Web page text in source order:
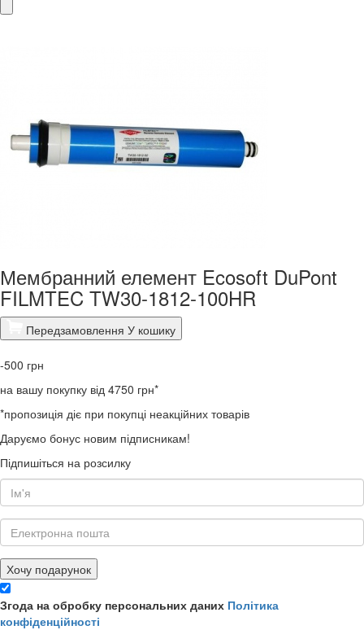
Мембранний елемент Ecosoft DuPont
FILMTEC TW30-1812-100HR
Передзамовлення У кошику
-500 грн
на вашу покупку від 4750 грн*
*пропозиція діє при покупці неакційних товарів
Даруємо бонус новим підписникам!
Підпишіться на розсилку
Хочу подарунок
Згода на обробку персональних даних Політика
конфіденційності